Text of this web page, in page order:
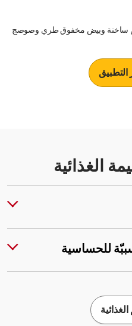
ساخنة وبيض مخفوق طري وصوصج
الغذائية
للحساسية